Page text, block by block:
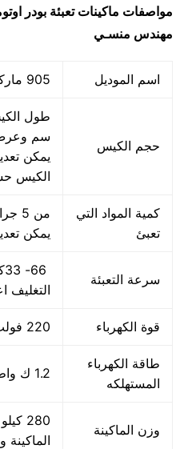
مواصفات ماكينات تعبئة بودر
مهندس منسـي
اسم الموديل 905 ماركة المهندس منـسي
حجم الكيس
يمكن
الكيس
كمية المواد التي
تعبئ
يمكن تعديله
سرعة التعبئة
التغليف
قوة الكهرباء 220 فولت
طاقة الكهرباء
المستهلكه
1.2 ك واط
وزن الماكينة
280